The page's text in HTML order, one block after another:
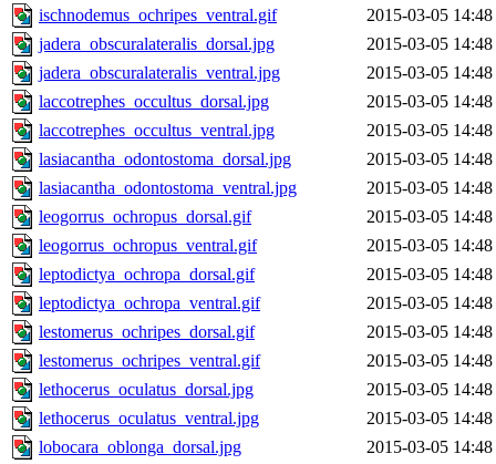
ischnodemus_ochripes_ventral.gif
2015-03-05 14:48
jadera_obscuralateralis_dorsal.jpg
2015-03-05 14:48
jadera_obscuralateralis_ventral.jpg
2015-03-05 14:48
laccotrephes_occultus_dorsal.jpg
2015-03-05 14:48
laccotrephes_occultus_ventral.jpg
2015-03-05 14:48
lasiacantha_odontostoma_dorsal.jpg
2015-03-05 14:48
lasiacantha_odontostoma_ventral.jpg
2015-03-05 14:48
leogorrus_ochropus_dorsal.gif
2015-03-05 14:48
leogorrus_ochropus_ventral.gif
2015-03-05 14:48
leptodictya_ochropa_dorsal.gif
2015-03-05 14:48
leptodictya_ochropa_ventral.gif
2015-03-05 14:48
lestomerus_ochripes_dorsal.gif
2015-03-05 14:48
lestomerus_ochripes_ventral.gif
2015-03-05 14:48
lethocerus_oculatus_dorsal.jpg
2015-03-05 14:48
lethocerus_oculatus_ventral.jpg
2015-03-05 14:48
lobocara_oblonga_dorsal.jpg
2015-03-05 14:48